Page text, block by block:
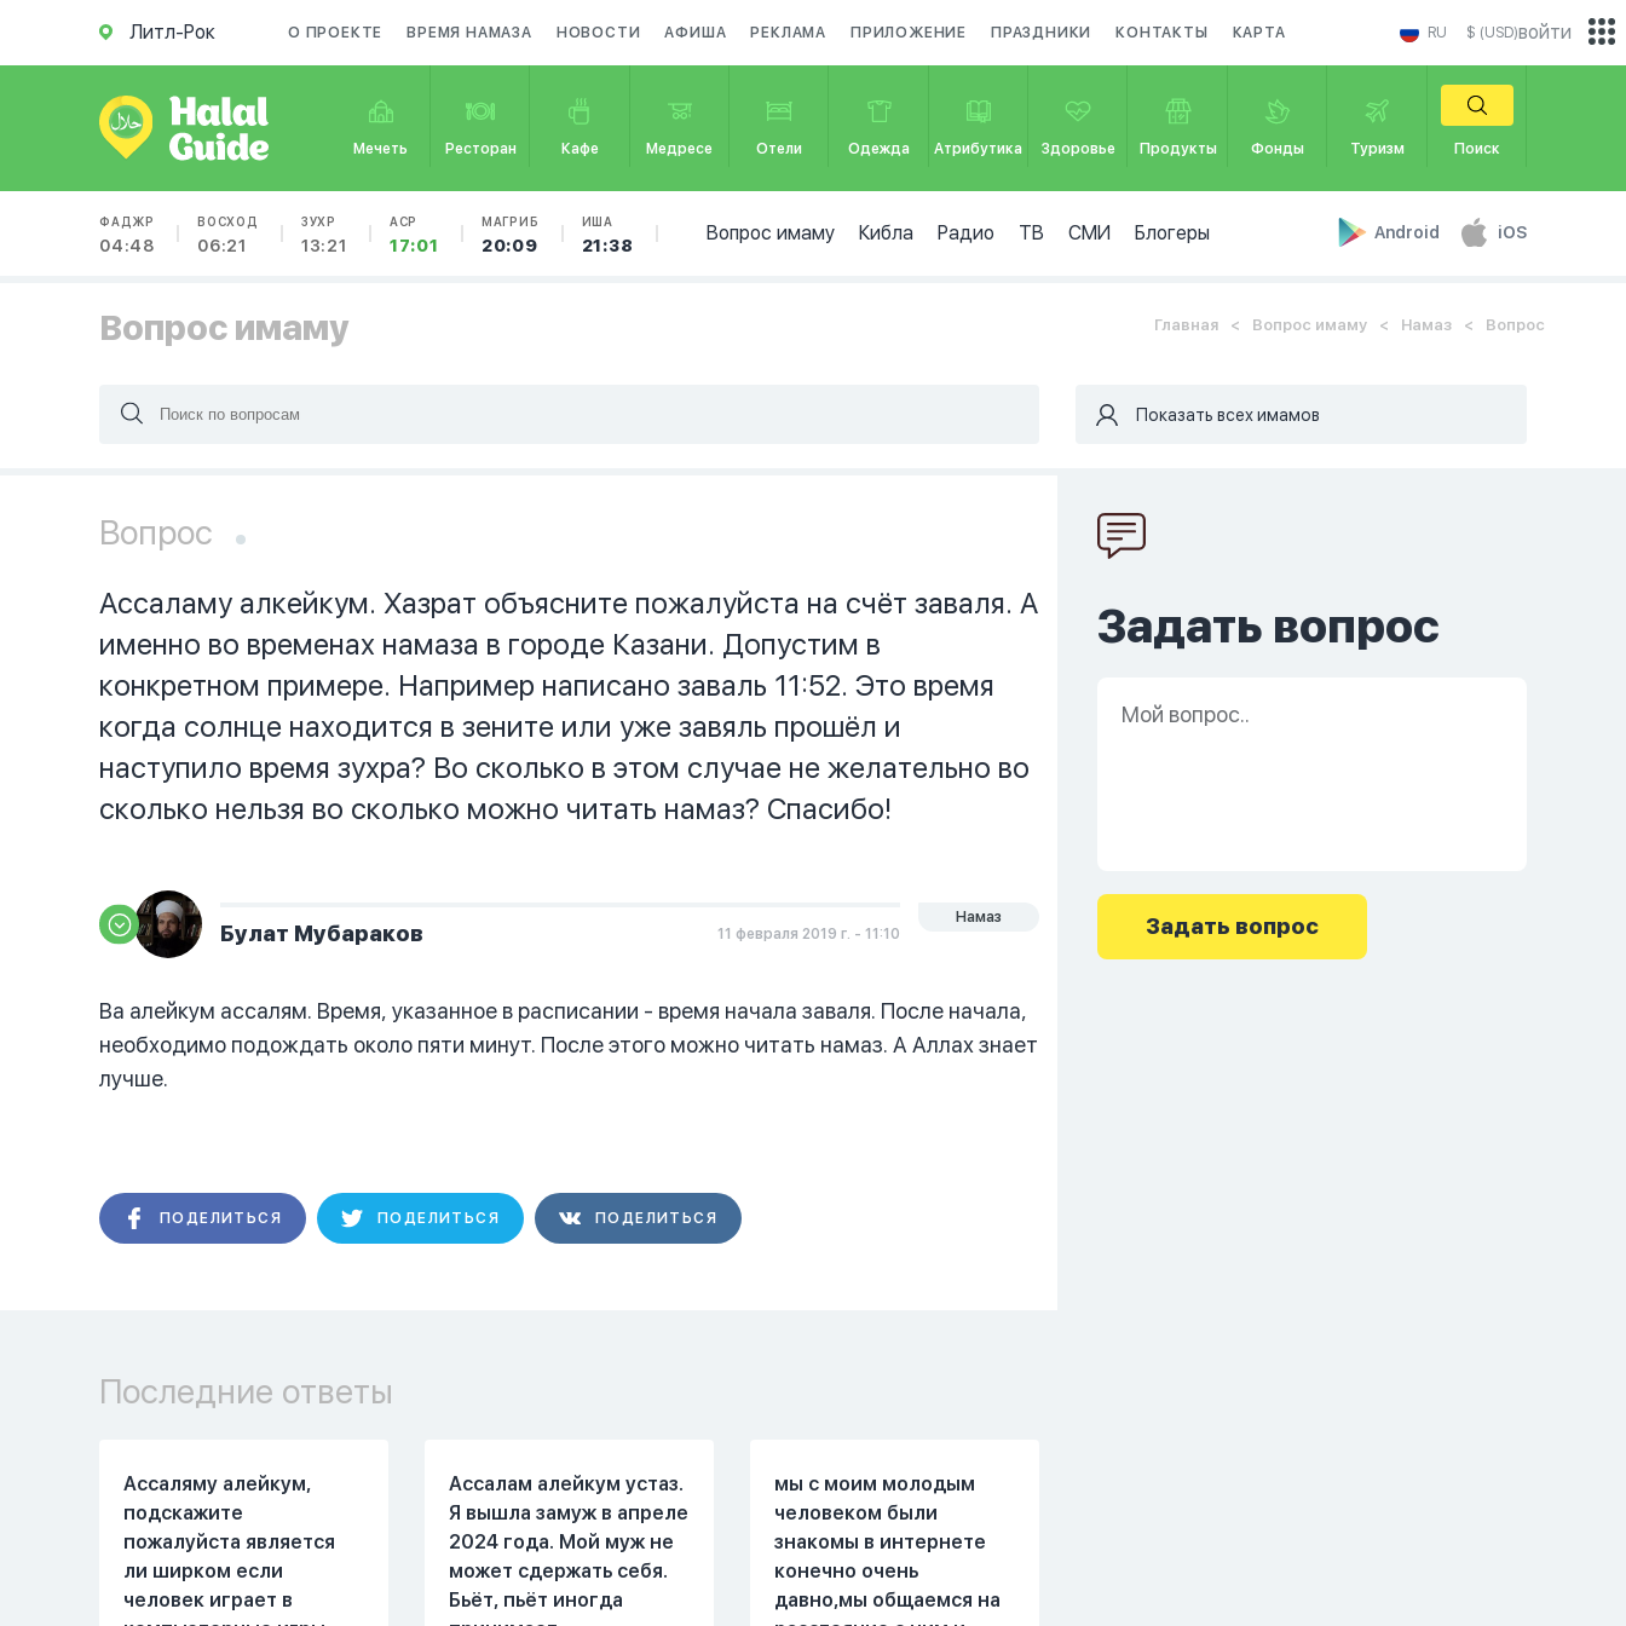
Литл-Рок О ПРОЕКТЕ ВРЕМЯ НАМАЗА НОВОСТИ АФИША РЕКЛАМА ПРИЛОЖЕНИЕ ПРАЗДНИКИ КОНТАКТЫ КАРТА RU $ (USD)
Мечеть Ресторан Кафе Медресе Отели Одежда Атрибутика Здоровье Продукты Фонды Туризм Поиск
ФАДЖР
04:48
ВОСХОД
06:21
ЗУХР
13:21
АСР
17:01
МАГРИБ
20:09
ИША
21:38
Вопрос имаму Кибла Радио ТВ СМИ Блогеры Android iOS
войти
Вопрос имаму Главная Вопрос имаму Намаз Вопрос
Показать всех имамов
Вопрос
Ассаламу алкейкум. Хазрат объясните пожалуйста на счёт заваля. А
именно во временах намаза в городе Казани. Допустим в
конкретном примере. Например написано заваль 11:52. Это время
когда солнце находится в зените или уже завяль прошёл и
наступило время зухра? Во сколько в этом случае не желательно во
сколько нельзя во сколько можно читать намаз? Спасибо!
Булат Мубараков 11 февраля 2019 г. - 11:10
Намаз
Ва алейкум ассалям. Время, указанное в расписании - время начала заваля. После начала,
необходимо подождать около пяти минут. После этого можно читать намаз. А Аллах знает
лучше.
ПОДЕЛИТЬСЯ ПОДЕЛИТЬСЯ ПОДЕЛИТЬСЯ
Задать вопрос
Последние ответы
Ассаляму алейкум,
подскажите
пожалуйста является
ли ширком если
человек играет в
Ассалам алейкум устаз.
Я вышла замуж в апреле
2024 года. Мой муж не
может сдержать себя.
Бьёт, пьёт иногда
мы с моим молодым
человеком были
знакомы в интернете
конечно очень
давно,мы общаемся на